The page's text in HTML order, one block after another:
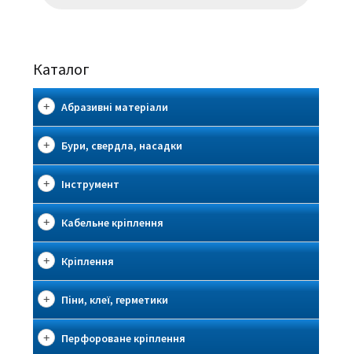
Каталог
Абразивні матеріали
Бури, свердла, насадки
Інструмент
Кабельне кріплення
Кріплення
Піни, клеї, герметики
Перфороване кріплення